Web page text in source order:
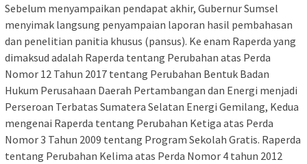
Sebelum menyampaikan pendapat akhir, Gubernur Sumsel
menyimak langsung penyampaian laporan hasil pembahasan
dan penelitian panitia khusus (pansus). Ke enam Raperda yang
dimaksud adalah Raperda tentang Perubahan atas Perda
Nomor 12 Tahun 2017 tentang Perubahan Bentuk Badan
Hukum Perusahaan Daerah Pertambangan dan Energi menjadi
Perseroan Terbatas Sumatera Selatan Energi Gemilang, Kedua
mengenai Raperda tentang Perubahan Ketiga atas Perda
Nomor 3 Tahun 2009 tentang Program Sekolah Gratis. Raperda
tentang Perubahan Kelima atas Perda Nomor 4 tahun 2012